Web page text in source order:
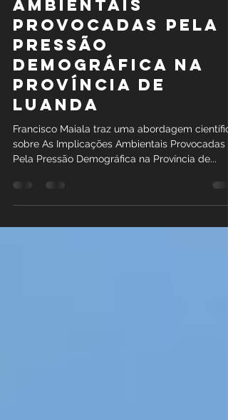
As Implicações
Ambientais
Provocadas Pela
Pressão
Demográfica na
Província de
Luanda
Francisco Maiala traz uma abordagem
Pela Pressão Demográfica na Província de...